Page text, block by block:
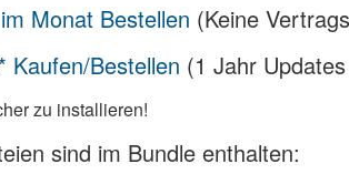
Monat Bestellen (Keine
Kaufen/Bestellen (1 Jahr
zu installieren!
sind im Bundle enthalten: